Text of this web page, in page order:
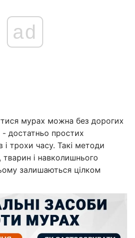
ad
мурах можна без дорогих
- достатньо простих
і трохи часу. Такі методи
тварин і навколишнього
залишаються цілком